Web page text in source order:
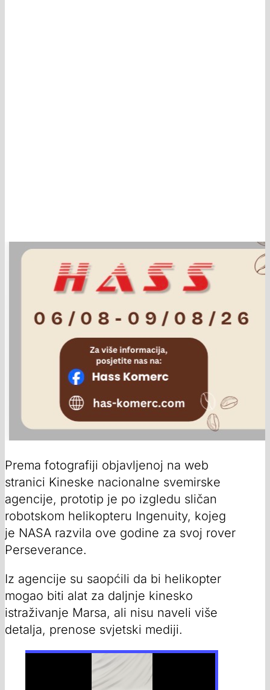
Prema fotografiji objavljenoj na web
stranici Kineske nacionalne svemirske
agencije, prototip je po izgledu sličan
robotskom helikopteru Ingenuity, kojeg
je NASA razvila ove godine za svoj rover
Perseverance.
Iz agencije su saopćili da bi helikopter
mogao biti alat za daljnje kinesko
istraživanje Marsa, ali nisu naveli više
detalja, prenose svjetski mediji.